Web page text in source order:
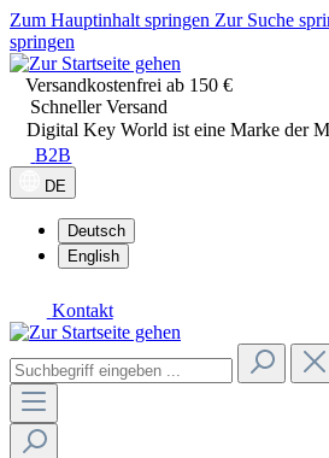
Zum Hauptinhalt springen Zur Suche
springen
Versandkostenfrei ab 150 €
Schneller Versand
Digital Key World ist eine Marke der
B2B
DE
Deutsch
English
Kontakt